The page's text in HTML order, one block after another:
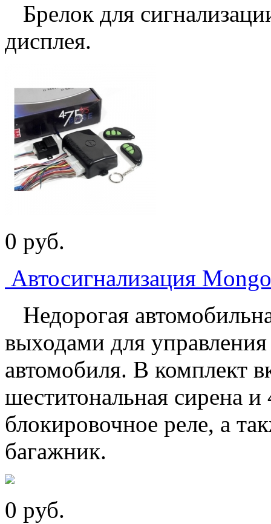
Брелок для
дисплея.
0 pуб.
Автосигнализация
Недорогая
выходами для
автомобиля. В комплект
шеститональная сирена
блокировочное реле, а
багажник.
0 pуб.